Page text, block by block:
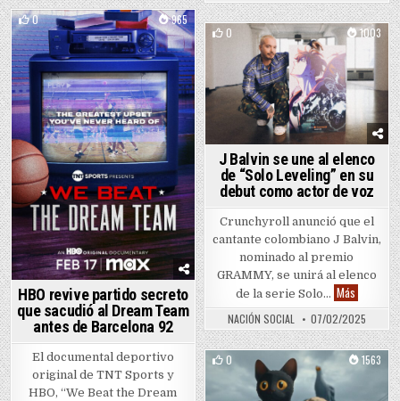
0 965
Posted in
HBO revive partido secreto
que sacudió al Dream Team
antes de Barcelona 92
El documental deportivo
original de TNT Sports y
HBO, “We Beat the Dream
0 1003
Posted in
J Balvin se une al elenco
de “Solo Leveling” en su
debut como actor de voz
Crunchyroll anunció que el
cantante colombiano J Balvin,
nominado al premio
GRAMMY, se unirá al elenco
de la serie Solo… MásJ Balvin
NACIÓN SOCIAL 07/02/2025
0 1563
Posted in